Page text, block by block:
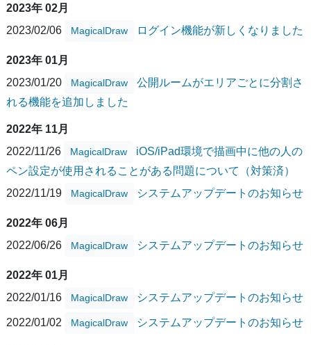
2023年 02月
2023/02/06
MagicalDraw ログイン機能が新しくなりました
2023年 01月
2023/01/20
MagicalDraw
公開ルームがエリアごとに分割さ
れる機能を追加しました
2022年 11月
2022/11/26
MagicalDraw
iOS/iPad環境で描画中に他の人の
ペン設定が使用されることがある問題について（対策済）
2022/11/19
MagicalDraw システムアップデートのお知らせ
2022年 06月
2022/06/26
MagicalDraw システムアップデートのお知らせ
2022年 01月
2022/01/16
MagicalDraw システムアップデートのお知らせ
2022/01/02 MagicalDraw システムアップデートのお知らせ